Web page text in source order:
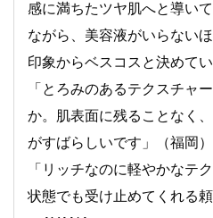
感に満ちたツヤ肌へと導い
ながら、美容液がいらない
印象からベスコスと決めて
「とろみのあるテクスチャ
か。肌表面に残ることなく
がすばらしいです」（福岡）
「リッチなのに軽やかなテ
状態でも受け止めてくれる